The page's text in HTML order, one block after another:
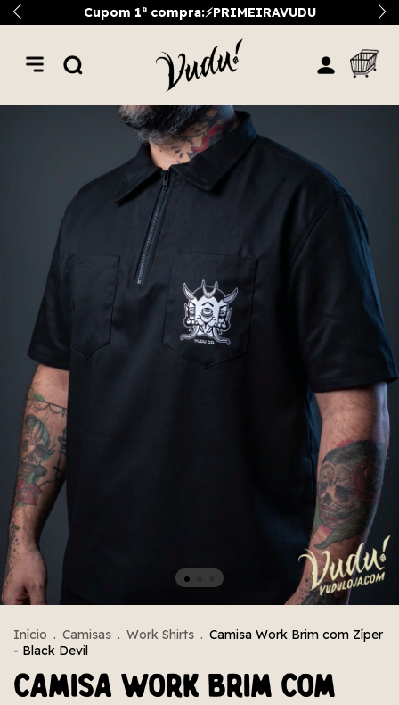
Cupom 1ª compra:⚡PRIMEIRAVUDU
Início . Camisas . Work Shirts . Camisa Work Brim com Zíper
- Black Devil
Camisa Work Brim com